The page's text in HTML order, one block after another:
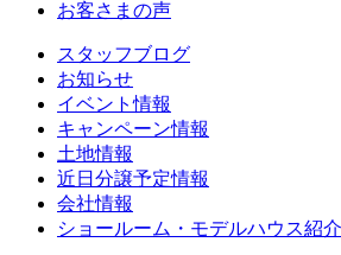
お客さまの声
スタッフブログ
お知らせ
イベント情報
キャンペーン情報
土地情報
近日分譲予定情報
会社情報
ショールーム・モデルハウス紹介